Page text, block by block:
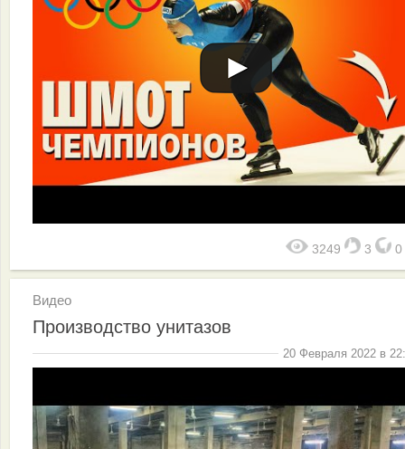
3249 3 0
Видео
Производство унитазов
20 Февраля 2022 в